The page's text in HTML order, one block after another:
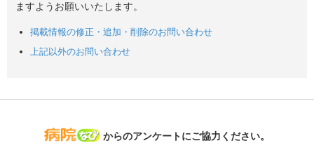
ますようお願いいたします。
掲載情報の修正・追加・削除のお問い合わせ
上記以外のお問い合わせ
病院なび
からのアンケートにご協力ください。